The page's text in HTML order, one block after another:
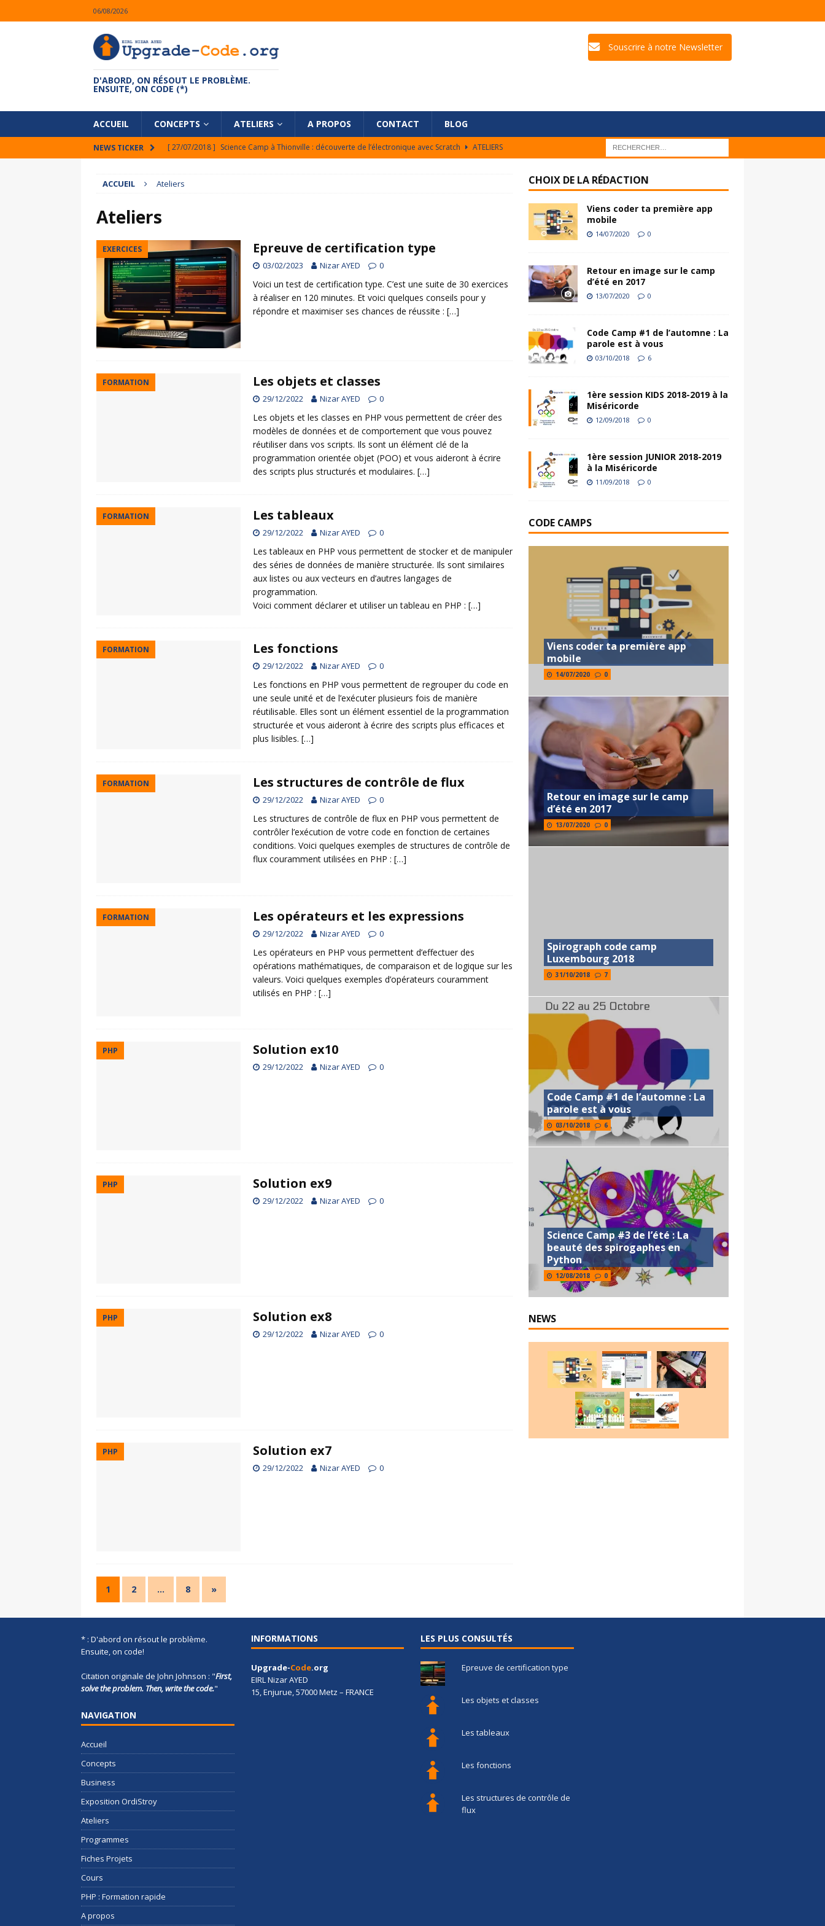
06/08/2026
D'ABORD, ON RÉSOUT LE PROBLÈME.
ENSUITE, ON CODE (*)
Souscrire à notre Newsletter
ACCUEIL CONCEPTS ATELIERS A PROPOS CONTACT BLOG
NEWS TICKER [ 27/07/2018 ] Science Camp à Thionville : découverte de l’électronique avec Scratch
ATELIERS
[ 01/02/2018 ]
ACCUEIL Ateliers
Ateliers
EXERCICES Epreuve de certification type
03/02/2023 Nizar AYED 0
Voici un test de certification type. C’est une suite de 30 exercices
à réaliser en 120 minutes. Et voici quelques conseils pour y
répondre et maximiser ses chances de réussite : […]
FORMATION Les objets et classes
29/12/2022 Nizar AYED 0
Les objets et les classes en PHP vous permettent de créer des
modèles de données et de comportement que vous pouvez
réutiliser dans vos scripts. Ils sont un élément clé de la
programmation orientée objet (POO) et vous aideront à écrire
des scripts plus structurés et modulaires. […]
FORMATION Les tableaux
29/12/2022 Nizar AYED 0
Les tableaux en PHP vous permettent de stocker et de manipuler
des séries de données de manière structurée. Ils sont similaires
aux listes ou aux vecteurs en d’autres langages de
programmation.
Voici comment déclarer et utiliser un tableau en PHP : […]
FORMATION Les fonctions
29/12/2022 Nizar AYED 0
Les fonctions en PHP vous permettent de regrouper du code en
une seule unité et de l’exécuter plusieurs fois de manière
réutilisable. Elles sont un élément essentiel de la programmation
structurée et vous aideront à écrire des scripts plus efficaces et
plus lisibles. […]
FORMATION Les structures de contrôle de flux
29/12/2022 Nizar AYED 0
Les structures de contrôle de flux en PHP vous permettent de
contrôler l’exécution de votre code en fonction de certaines
conditions. Voici quelques exemples de structures de contrôle de
flux couramment utilisées en PHP : […]
FORMATION Les opérateurs et les expressions
29/12/2022 Nizar AYED 0
Les opérateurs en PHP vous permettent d’effectuer des
opérations mathématiques, de comparaison et de logique sur les
valeurs. Voici quelques exemples d’opérateurs couramment
utilisés en PHP : […]
PHP Solution ex10
29/12/2022 Nizar AYED 0
PHP Solution ex9
29/12/2022 Nizar AYED 0
PHP Solution ex8
29/12/2022 Nizar AYED 0
PHP Solution ex7
29/12/2022 Nizar AYED 0
1 2 … 8 »
CHOIX DE LA RÉDACTION
Viens coder ta première app
mobile
14/07/2020 0
Retour en image sur le camp
d’été en 2017
13/07/2020 0
Code Camp #1 de l’automne : La
parole est à vous
03/10/2018 6
1ère session KIDS 2018-2019 à la
Miséricorde
12/09/2018 0
1ère session JUNIOR 2018-2019
à la Miséricorde
11/09/2018 0
CODE CAMPS
Viens coder ta première app
mobile
14/07/2020 0
Retour en image sur le camp
d’été en 2017
13/07/2020 0
Spirograph code camp
Luxembourg 2018
31/10/2018 7
Code Camp #1 de l’automne : La
parole est à vous
03/10/2018 6
Science Camp #3 de l’été : La
beauté des spirogaphes en
Python
12/08/2018 0
NEWS
* : D'abord on résout le problème.
Ensuite, on code!
Citation originale de John Johnson : "First,
solve the problem. Then, write the code."
NAVIGATION
Accueil
Concepts
Business
Exposition OrdiStroy
Ateliers
Programmes
Fiches Projets
Cours
PHP : Formation rapide
A propos
INFORMATIONS
Upgrade-Code.org
EIRL Nizar AYED
15, Enjurue, 57000 Metz – FRANCE
LES PLUS CONSULTÉS
Epreuve de certification type
Les objets et classes
Les tableaux
Les fonctions
Les structures de contrôle de
flux